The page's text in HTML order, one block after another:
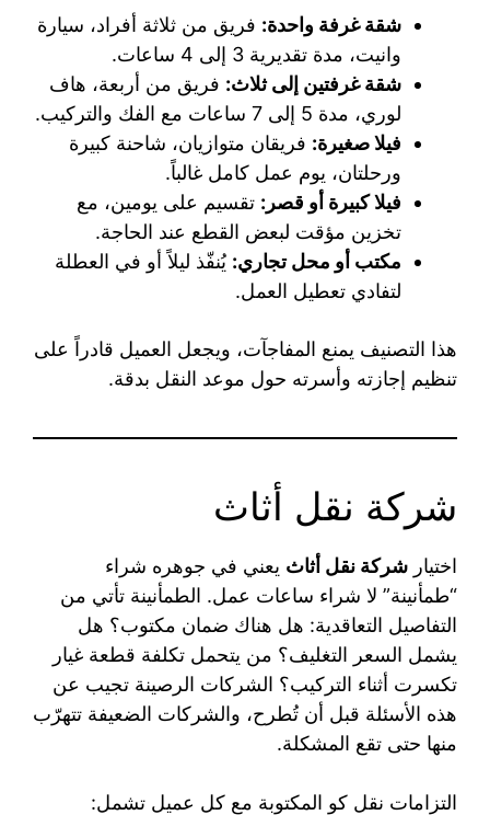
شقة غرفة واحدة: فريق من ثلاثة أفراد، سيارة
وانيت، مدة تقديرية 3 إلى 4 ساعات.
شقة غرفتين إلى ثلاث: فريق من أربعة، هاف
لوري، مدة 5 إلى 7 ساعات مع الفك والتركيب.
فيلا صغيرة: فريقان متوازيان، شاحنة كبيرة
ورحلتان، يوم عمل كامل غالباً.
فيلا كبيرة أو قصر: تقسيم على يومين، مع
تخزين مؤقت لبعض القطع عند الحاجة.
مكتب أو محل تجاري: يُنفّذ ليلاً أو في العطلة
لتفادي تعطيل العمل.
هذا التصنيف يمنع المفاجآت، ويجعل العميل قادراً على
تنظيم إجازته وأسرته حول موعد النقل بدقة.
شركة نقل أثاث
اختيار شركة نقل أثاث يعني في جوهره شراء
“طمأنينة” لا شراء ساعات عمل. الطمأنينة تأتي من
التفاصيل التعاقدية: هل هناك ضمان مكتوب؟ هل
يشمل السعر التغليف؟ من يتحمل تكلفة قطعة غيار
تكسرت أثناء التركيب؟ الشركات الرصينة تجيب عن
هذه الأسئلة قبل أن تُطرح، والشركات الضعيفة تتهرّب
منها حتى تقع المشكلة.
التزامات نقل كو المكتوبة مع كل عميل تشمل: